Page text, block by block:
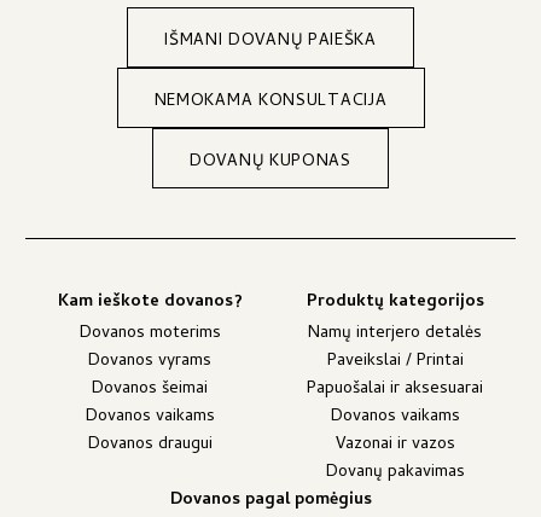
IŠMANI DOVANŲ PAIEŠKA
NEMOKAMA KONSULTACIJA
DOVANŲ KUPONAS
Kam ieškote dovanos?
Dovanos moterims
Dovanos vyrams
Dovanos šeimai
Dovanos vaikams
Dovanos draugui
Produktų kategorijos
Namų interjero detalės
Paveikslai / Printai
Papuošalai ir aksesuarai
Dovanos vaikams
Vazonai ir vazos
Dovanų pakavimas
Dovanos pagal pomėgius